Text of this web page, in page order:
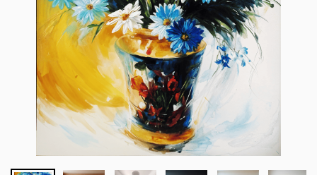
TRANH HOA
TRANH SƠN DẦU
BLOG